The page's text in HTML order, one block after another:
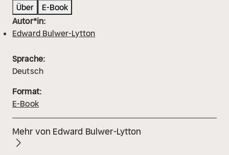
Über
E-Book
Autor*in:
Edward Bulwer-Lytton
Sprache:
Deutsch
Format:
E-Book
Mehr von Edward Bulwer-Lytton